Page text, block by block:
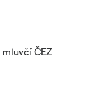
mluvčí ČEZ